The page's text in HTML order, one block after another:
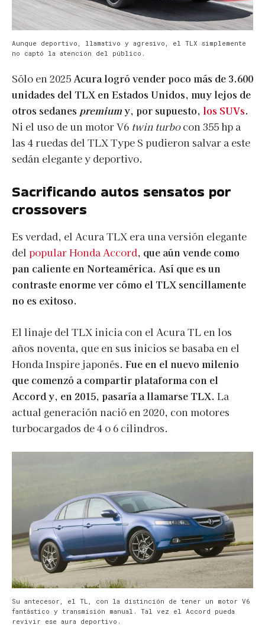
Aunque deportivo, llamativo y agresivo, el TLX simplemente
no captó la atención del público.
Sólo en 2025Acura logró vender poco más de 3.600
unidades del TLX en Estados Unidos, muy lejos de
otros sedanes premiumy, por supuesto, los SUVs.
Ni el uso de un motor V6 twin turbocon 355 hp a
las 4 ruedas del TLX Type S pudieron salvar a este
sedán elegante y deportivo.
Sacrificando autos sensatos por
crossovers
Es verdad, el Acura TLX era una versión elegante
del popular Honda Accord, que aún vende como
pan caliente en Norteamérica. Así que es un
contraste enorme ver cómo el TLX sencillamente
no es exitoso.
El linaje del TLX inicia con el Acura TL en los
años noventa, que en sus inicios se basaba en el
Honda Inspire japonés. Fue en el nuevo milenio
que comenzó a compartir plataforma con el
Accord y, en 2015, pasaría a llamarse TLX. La
actual generación nació en 2020, con motores
turbocargados de 4 o 6 cilindros.
Su antecesor, el TL, con la distinción de tener un motor V6
fantástico y transmisión manual. Tal vez el Accord pueda
revivir ese aura deportivo.